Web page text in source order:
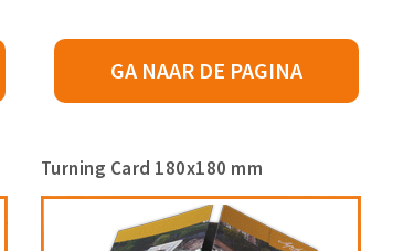
GA NAAR DE PAGINA
Turning Card 180x180 mm